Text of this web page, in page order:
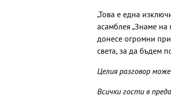
„Това е една
асамблея „Знаме на
донесе огромни
света, за да бъдем
Целия разговор
Всички гости в